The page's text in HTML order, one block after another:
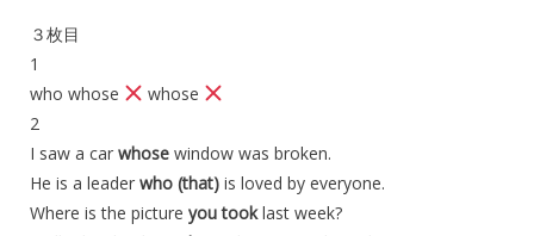
３枚目
1
who whose
whose
2
I saw a car whose window was broken.
He is a leader who (that) is loved by everyone.
Where is the picture you tooklast week?